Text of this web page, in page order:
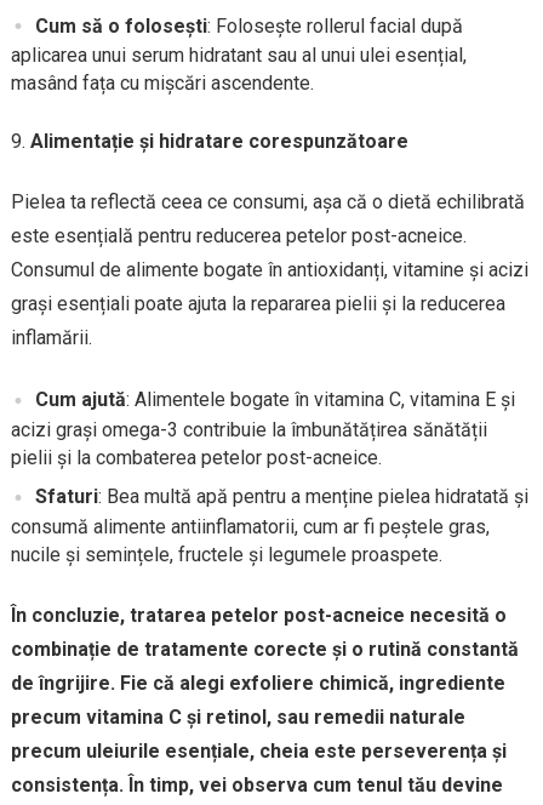
Cum să o folosești: Folosește rollerul facial după
aplicarea unui serum hidratant sau al unui ulei esențial,
masând fața cu mișcări ascendente.
Alimentație și hidratare corespunzătoare
Pielea ta reflectă ceea ce consumi, așa că o dietă echilibrată
este esențială pentru reducerea petelor post-acneice.
Consumul de alimente bogate în antioxidanți, vitamine și acizi
grași esențiali poate ajuta la repararea pielii și la reducerea
inflamării.
Cum ajută: Alimentele bogate în vitamina C, vitamina E și
acizi grași omega-3 contribuie la îmbunătățirea sănătății
pielii și la combaterea petelor post-acneice.
Sfaturi: Bea multă apă pentru a menține pielea hidratată și
consumă alimente antiinflamatorii, cum ar fi peștele gras,
nucile și semințele, fructele și legumele proaspete.
În concluzie, tratarea petelor post-acneice necesită o
combinație de tratamente corecte și o rutină constantă
de îngrijire. Fie că alegi exfoliere chimică, ingrediente
precum vitamina C și retinol, sau remedii naturale
precum uleiurile esențiale, cheia este perseverența și
consistența. În timp, vei observa cum tenul tău devine